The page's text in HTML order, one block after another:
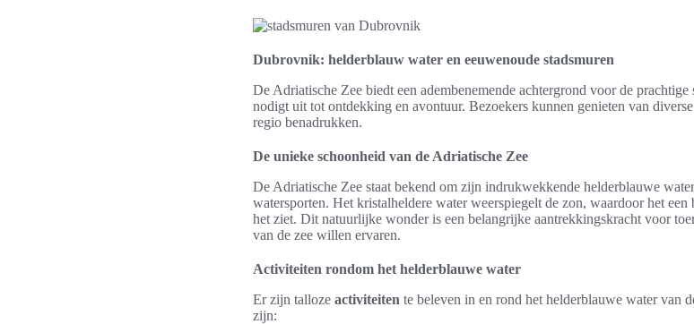
Dubrovnik: helderblauw water en eeuwenoude stadsmuren
De Adriatische Zee biedt een adembenemende achtergrond voor de
nodigt uit tot ontdekking en avontuur. Bezoekers kunnen genieten van diverse
regio benadrukken.
De unieke schoonheid van de Adriatische Zee
De Adriatische Zee staat bekend om zijn indrukwekkende helderblauwe
watersporten. Het kristalheldere water weerspiegelt de zon, waardoor het
het ziet. Dit natuurlijke wonder is een belangrijke aantrekkingskracht voor
van de zee willen ervaren.
Activiteiten rondom het helderblauwe water
Er zijn talloze activiteiten te beleven in en rond het helderblauwe water van
zijn: